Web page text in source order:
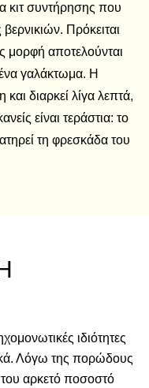
κιτ συντήρησης που
Πρόκειται
μορφή αποτελούνται
γαλάκτωμα. Η
διαρκεί λίγα λεπτά,
είναι τεράστια: το
τη φρεσκάδα του
ιδιότητες
Λόγω της πορώδους
αρκετό ποσοστό